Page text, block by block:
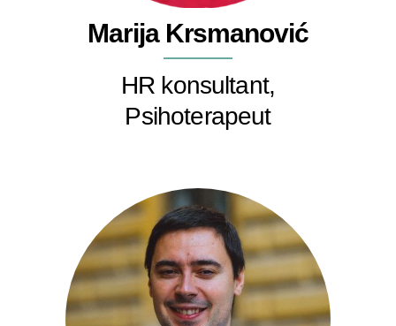
Marija Krsmanović
HR konsultant,
Psihoterapeut